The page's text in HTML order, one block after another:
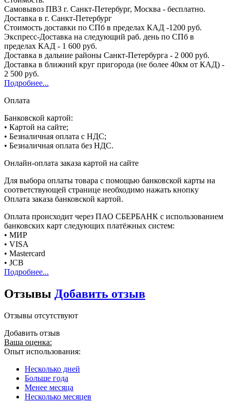
Самовывоз ПВЗ г. Санкт-Петербург, Москва - бесплатно.
Доставка в г. Санкт-Петербург
Стоимость доставки по СПб в пределах КАД -1200 руб.
Экспресс-Доставка на следующий раб. день по СПб в
пределах КАД - 1 600 руб.
Доставка в дальние районы Санкт-Петербурга - 2 000 руб.
Доставка в ближний круг пригорода (не более 40км от КАД) -
2 500 руб.
Подробнее...
Оплата
Банковской картой:
• Картой на сайте;
• Безналичная оплата с НДС;
• Безналичная оплата без НДС.
Онлайн-оплата заказа картой на сайте
Для выбора оплаты товара с помощью банковской карты на
соответствующей странице необходимо нажать кнопку
Оплата заказа банковской картой.
Оплата происходит через ПАО СБЕРБАНК с использованием
банковских карт следующих платёжных систем:
• МИР
• VISA
• Mastercard
• JCB
Подробнее...
Отзывы Добавить отзыв
Отзывы отсутствуют
Добавить отзыв
Ваша оценка:
Опыт использования:
Несколько дней
Больше года
Менее месяца
Несколько месяцев